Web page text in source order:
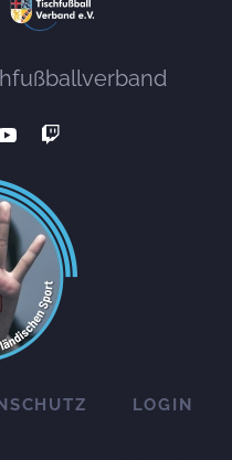
LOGIN